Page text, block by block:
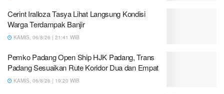
Cerint Iralloza Tasya Lihat Langsung Kondisi
Warga Terdampak Banjir
KAMIS, 06/8/26 | 21:41 WIB
Pemko Padang Open Ship HJK Padang, Trans
Padang Sesuaikan Rute Koridor Dua dan Empat
KAMIS, 06/8/26 | 19:20 WIB